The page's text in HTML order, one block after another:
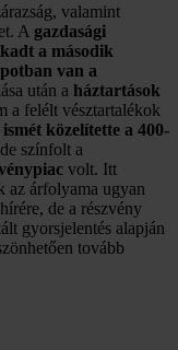
valamint
A gazdasági
a második
van a
után a háztartások
a felélt vésztartalékok
közelítette a 400-
színfolt a
volt. Itt
az árfolyama ugyan
de a részvény
gyorsjelentés alapján
tovább